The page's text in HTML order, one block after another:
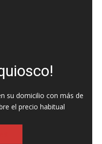
su domicilio con más de
el precio habitual